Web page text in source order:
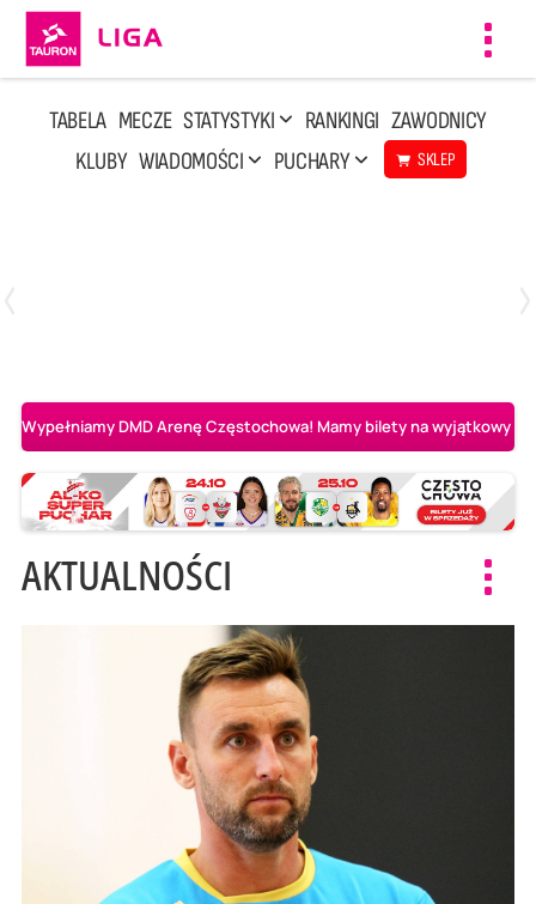
TABELA MECZE STATYSTYKI RANKINGI ZAWODNICY
KLUBY WIADOMOŚCI PUCHARY SKLEP
Wypełniamy DMD Arenę Częstochowa! Mamy bilety na wyjątkowy
AKTUALNOŚCI